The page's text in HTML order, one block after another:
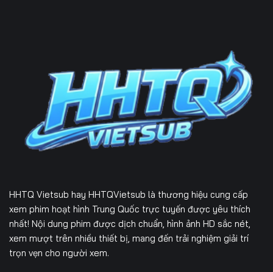
HHTQ Vietsub hay HHTQVietsub là thương hiệu cung cấp
xem phim hoạt hình Trung Quốc trực tuyến được yêu thích
nhất! Nội dung phim được dịch chuẩn, hình ảnh HD sắc nét,
xem mượt trên nhiều thiết bị, mang đến trải nghiệm giải trí
trọn vẹn cho người xem.